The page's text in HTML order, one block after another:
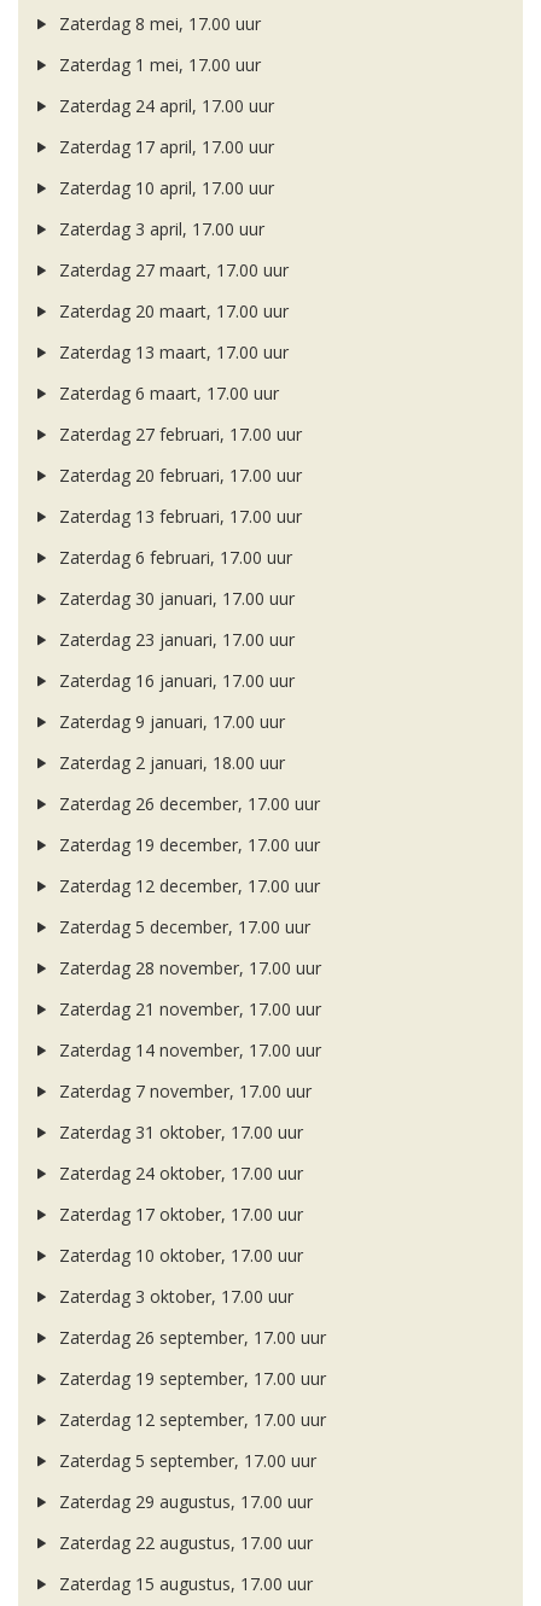
Zaterdag 8 mei, 17.00 uur
Zaterdag 1 mei, 17.00 uur
Zaterdag 24 april, 17.00 uur
Zaterdag 17 april, 17.00 uur
Zaterdag 10 april, 17.00 uur
Zaterdag 3 april, 17.00 uur
Zaterdag 27 maart, 17.00 uur
Zaterdag 20 maart, 17.00 uur
Zaterdag 13 maart, 17.00 uur
Zaterdag 6 maart, 17.00 uur
Zaterdag 27 februari, 17.00 uur
Zaterdag 20 februari, 17.00 uur
Zaterdag 13 februari, 17.00 uur
Zaterdag 6 februari, 17.00 uur
Zaterdag 30 januari, 17.00 uur
Zaterdag 23 januari, 17.00 uur
Zaterdag 16 januari, 17.00 uur
Zaterdag 9 januari, 17.00 uur
Zaterdag 2 januari, 18.00 uur
Zaterdag 26 december, 17.00 uur
Zaterdag 19 december, 17.00 uur
Zaterdag 12 december, 17.00 uur
Zaterdag 5 december, 17.00 uur
Zaterdag 28 november, 17.00 uur
Zaterdag 21 november, 17.00 uur
Zaterdag 14 november, 17.00 uur
Zaterdag 7 november, 17.00 uur
Zaterdag 31 oktober, 17.00 uur
Zaterdag 24 oktober, 17.00 uur
Zaterdag 17 oktober, 17.00 uur
Zaterdag 10 oktober, 17.00 uur
Zaterdag 3 oktober, 17.00 uur
Zaterdag 26 september, 17.00 uur
Zaterdag 19 september, 17.00 uur
Zaterdag 12 september, 17.00 uur
Zaterdag 5 september, 17.00 uur
Zaterdag 29 augustus, 17.00 uur
Zaterdag 22 augustus, 17.00 uur
Zaterdag 15 augustus, 17.00 uur